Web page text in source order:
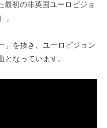
最初の非英国ユーロビジョ
。
」を抜き、ユーロビジョン
なっています。